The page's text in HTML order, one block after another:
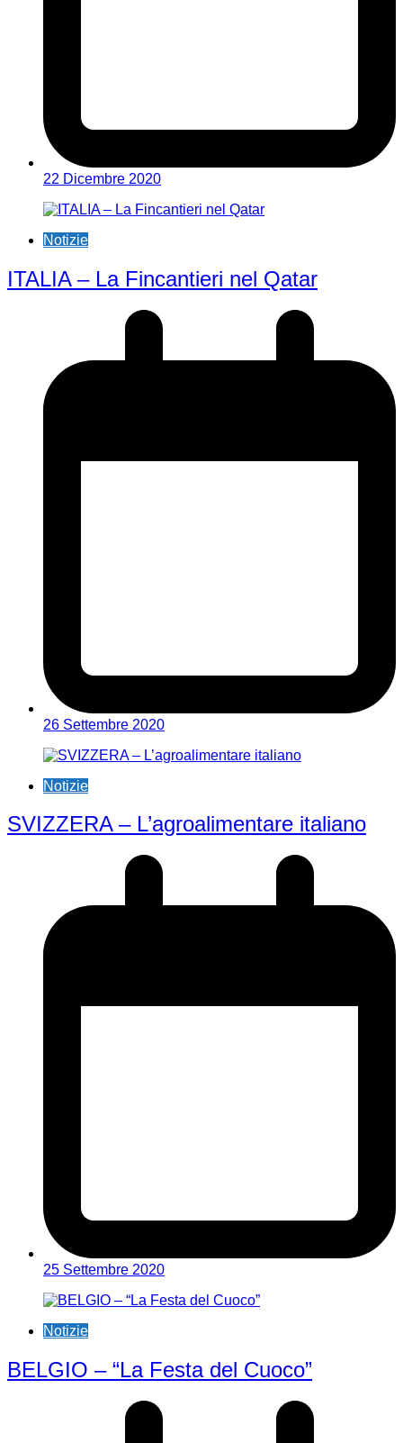
22 Dicembre 2020
Notizie
ITALIA – La Fincantieri nel Qatar
26 Settembre 2020
Notizie
SVIZZERA – L’agroalimentare italiano
25 Settembre 2020
Notizie
BELGIO – “La Festa del Cuoco”